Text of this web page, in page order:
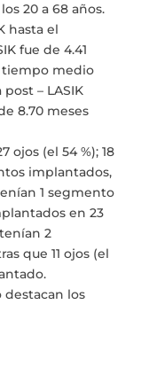
20 a 68 años.
hasta el
fue de 4.41
tiempo medio
– LASIK
8.70 meses
ojos (el 54 %); 18
implantados,
1 segmento
en 23
tenían 2
que 11 ojos (el
destacan los